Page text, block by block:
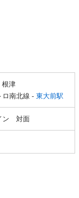
根津
ロ南北線 - 東大前駅
ン 対面